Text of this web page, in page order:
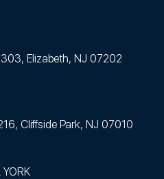
Elizabeth, NJ 07202
Cliffside Park, NJ 07010